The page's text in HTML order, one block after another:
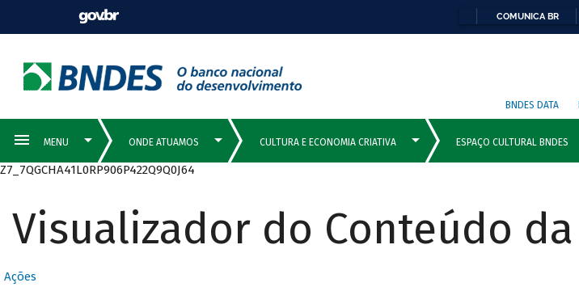
COMUNICA BR
BNDES DATA
Z7_7QGCHA41L0RP906P422Q9Q0J64
Visualizador do Conteúdo da
Ações